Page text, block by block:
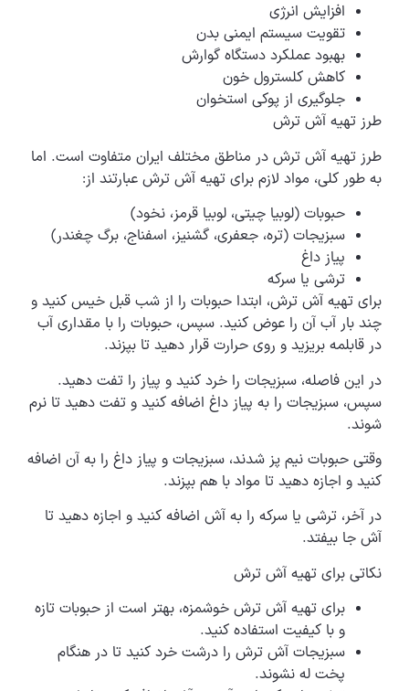
افزایش انرژی
تقویت سیستم ایمنی بدن
بهبود عملکرد دستگاه گوارش
کاهش کلسترول خون
جلوگیری از پوکی استخوان
طرز تهیه آش ترش
طرز تهیه آش ترش در مناطق مختلف ایران متفاوت است. اما
به طور کلی، مواد لازم برای تهیه آش ترش عبارتند از:
حبوبات (لوبیا چیتی، لوبیا قرمز، نخود)
سبزیجات (تره، جعفری، گشنیز، اسفناج، برگ چغندر)
پیاز داغ
ترشی یا سرکه
برای تهیه آش ترش، ابتدا حبوبات را از شب قبل خیس کنید و
چند بار آب آن را عوض کنید. سپس، حبوبات را با مقداری آب
در قابلمه بریزید و روی حرارت قرار دهید تا بپزند.
در این فاصله، سبزیجات را خرد کنید و پیاز را تفت دهید.
سپس، سبزیجات را به پیاز داغ اضافه کنید و تفت دهید تا نرم
شوند.
وقتی حبوبات نیم پز شدند، سبزیجات و پیاز داغ را به آن اضافه
کنید و اجازه دهید تا مواد با هم بپزند.
در آخر، ترشی یا سرکه را به آش اضافه کنید و اجازه دهید تا
آش جا بیفتد.
نکاتی برای تهیه آش ترش
برای تهیه آش ترش خوشمزه، بهتر است از حبوبات تازه
و با کیفیت استفاده کنید.
سبزیجات آش ترش را درشت خرد کنید تا در هنگام
پخت له نشوند.